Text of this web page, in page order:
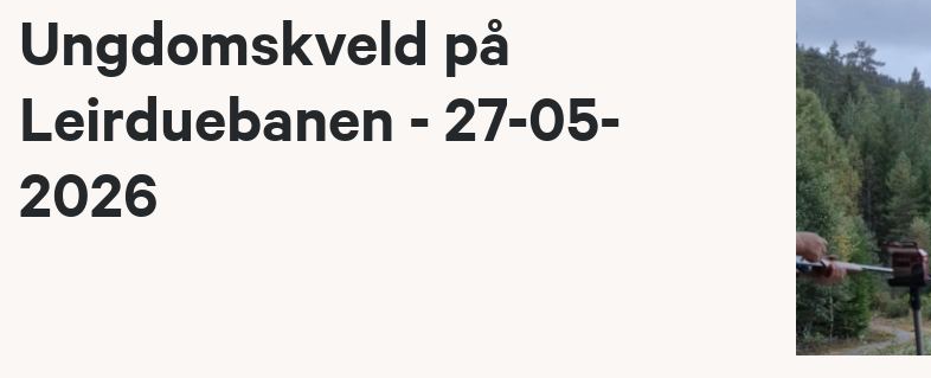
Ungdomskveld på
Leirduebanen - 27-05-
2026